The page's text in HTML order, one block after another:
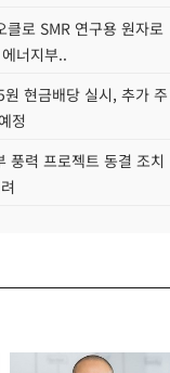
로 SMR 연구용 원자로
너지부..
현금배당 실시, 추가 주
정
풍력 프로젝트 동결 조치